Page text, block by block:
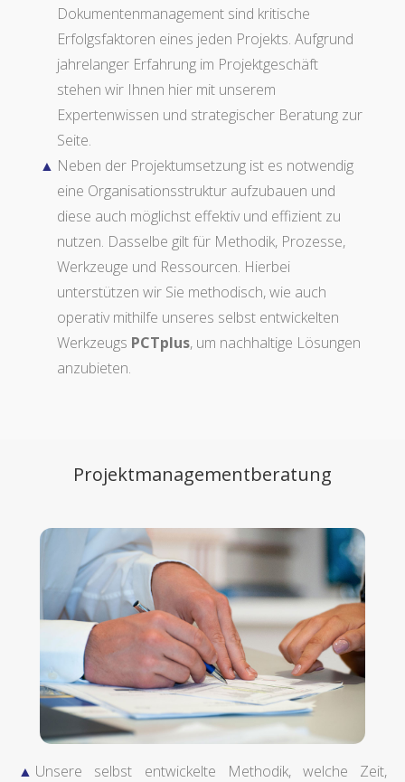
Dokumentenmanagement sind kritische
Erfolgsfaktoren eines jeden Projekts. Aufgrund
jahrelanger Erfahrung im Projektgeschäft
stehen wir Ihnen hier mit unserem
Expertenwissen und strategischer Beratung zur
Seite.
Neben der Projektumsetzung ist es notwendig
eine Organisationsstruktur aufzubauen und
diese auch möglichst effektiv und effizient zu
nutzen. Dasselbe gilt für Methodik, Prozesse,
Werkzeuge und Ressourcen. Hierbei
unterstützen wir Sie methodisch, wie auch
operativ mithilfe unseres selbst entwickelten
Werkzeugs PCTplus, um nachhaltige Lösungen
anzubieten.
Projektmanagementberatung
Unsere selbst entwickelte Methodik, welche Zeit,